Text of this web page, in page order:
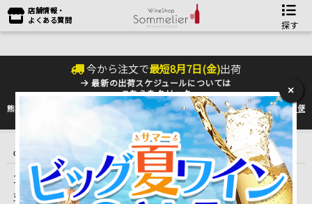
店舗情報・
よくある質問
探す
今から注文で最短8月7日(金)出荷
最新の出荷スケジュールについては
こちらをクリック
熊本地震の影響により九州への配送に遅れが生じております。最新情報は佐川急便
のHP
をご確認下さい。
産地で探す ＞ イタリア ＞ロンバルディア Lombardia It-L
ombardia
＞ カ・デル・ボスコ
1 ～ 1 件目を表示しています。（全1件）
並べ替え
×